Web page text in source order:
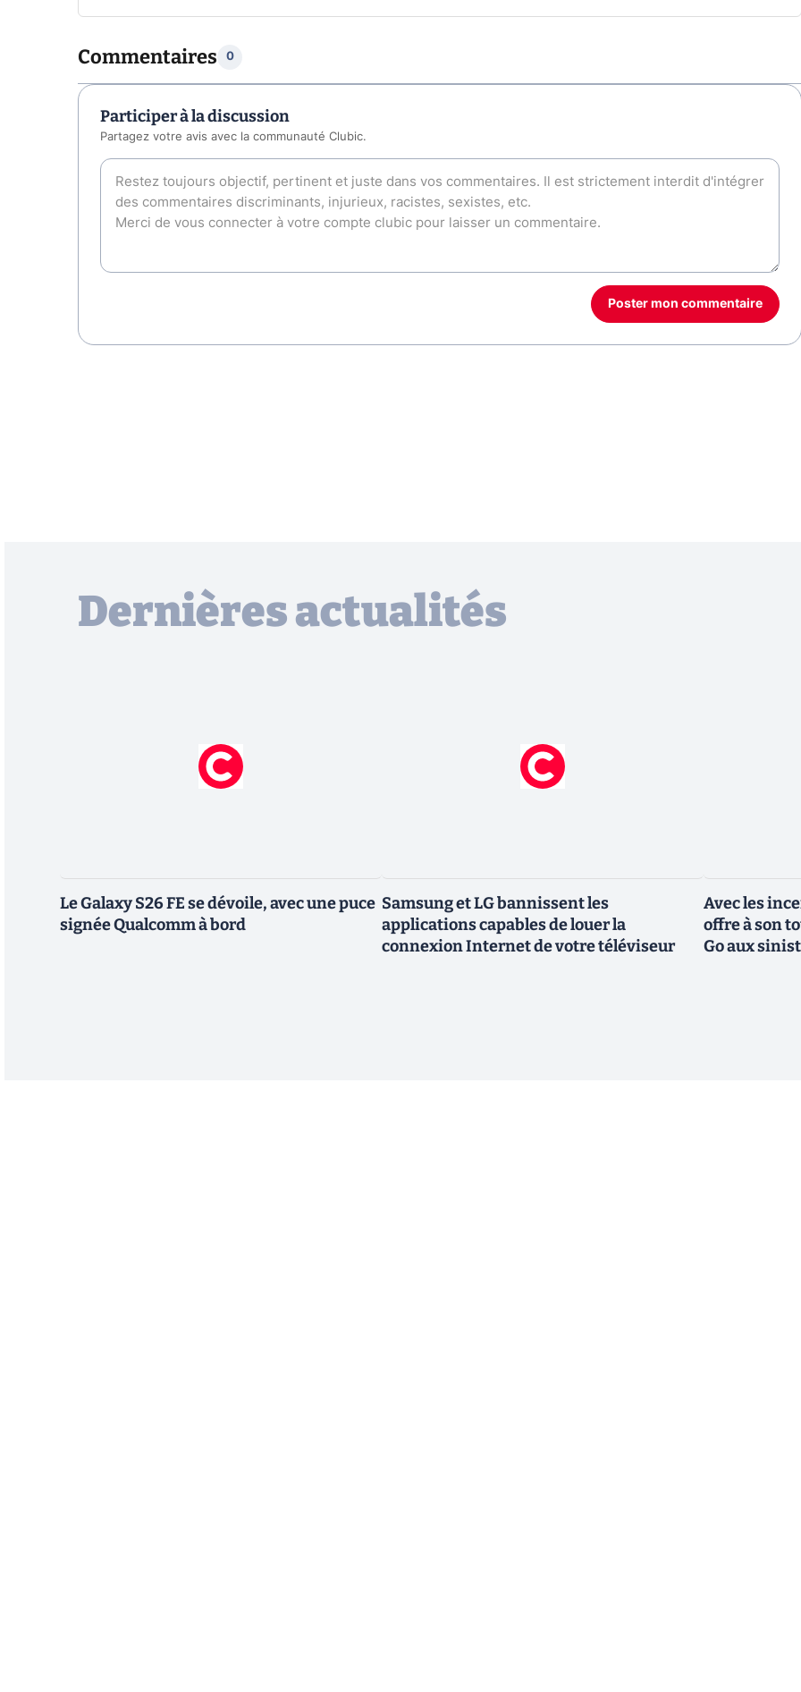
Commentaires 0
Participer à la discussion
Partagez votre avis avec la communauté Clubic.
Poster mon commentaire
Dernières actualités
Le Galaxy S26 FE se dévoile, avec une puce
signée Qualcomm à bord
Samsung et LG bannissent les
applications capables de louer la
connexion Internet de votre téléviseur
Avec les
offre à son
Go aux